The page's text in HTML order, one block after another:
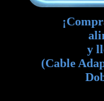
y
(Cable